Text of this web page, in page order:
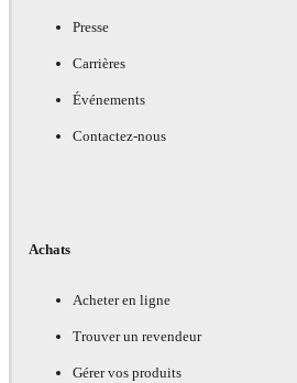
Presse
Carrières
Événements
Contactez-nous
Achats
Acheter en ligne
Trouver un revendeur
Gérer vos produits